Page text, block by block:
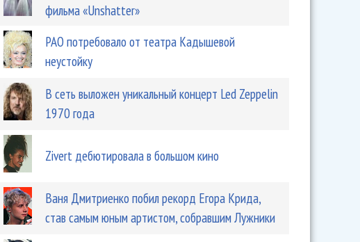
фильма «Unshatter»
РАО потребовало от театра Кадышевой
неустойку
В сеть выложен уникальный концерт Led Zeppelin
1970 года
Zivert дебютировала в большом кино
Ваня Дмитриенко побил рекорд Егора Крида,
став самым юным артистом, собравшим Лужники